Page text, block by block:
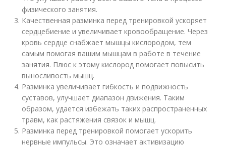
физического занятия.
Качественная разминка перед тренировкой ускоряет
сердцебиение и увеличивает кровообращение. Через
кровь сердце снабжает мышцы кислородом, тем
самым помогая вашим мышцам в работе в течение
занятия. Плюс к этому кислород помогает повысить
выносливость мышц.
Разминка увеличивает гибкость и подвижность
суставов, улучшает диапазон движения. Таким
образом, удается избежать таких распространенных
травм, как растяжения связок и мышц.
Разминка перед тренировкой помогает ускорить
нервные импульсы. Это означает активизацию